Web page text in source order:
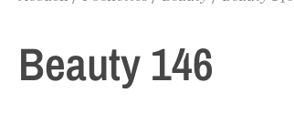
Beauty 146